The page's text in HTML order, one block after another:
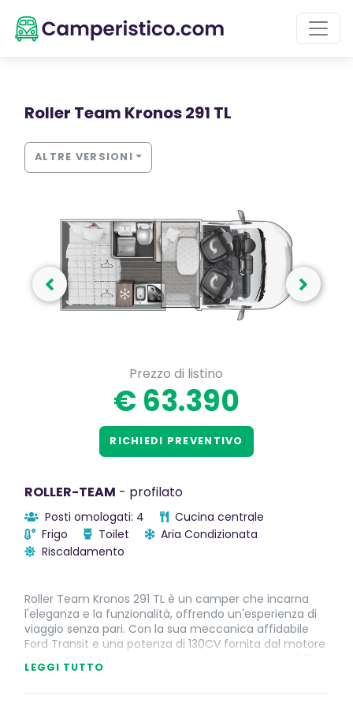
Roller Team Kronos 291 TL
ALTRE VERSIONI
Prezzo di listino
€ 63.390
RICHIEDI PREVENTIVO
ROLLER-TEAM - profilato
Posti omologati: 4
Cucina centrale
Frigo
Toilet
Aria Condizionata
Riscaldamento
Roller Team Kronos 291 TL è un camper che incarna
l'eleganza e la funzionalità, offrendo un'esperienza di
viaggio senza pari. Con la sua meccanica affidabile
Ford Transit e una potenza di 130CV fornita dal motore
strada.
LEGGI TUTTO